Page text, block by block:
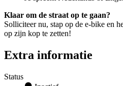
Klaar om de straat op te gaan?
Solliciteer nu, stap op de e-bike en
op zijn kop te zetten!
Extra informatie
Status